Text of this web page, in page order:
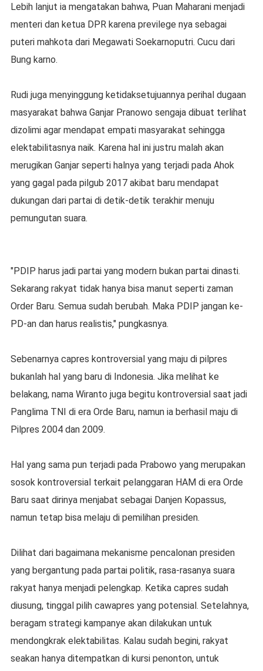
Lebih lanjut ia mengatakan bahwa, Puan Maharani menjadi
menteri dan ketua DPR karena previlege nya sebagai
puteri mahkota dari Megawati Soekarnoputri. Cucu dari
Bung karno.
Rudi juga menyinggung ketidaksetujuannya perihal dugaan
masyarakat bahwa Ganjar Pranowo sengaja dibuat terlihat
dizolimi agar mendapat empati masyarakat sehingga
elektabilitasnya naik. Karena hal ini justru malah akan
merugikan Ganjar seperti halnya yang terjadi pada Ahok
yang gagal pada pilgub 2017 akibat baru mendapat
dukungan dari partai di detik-detik terakhir menuju
pemungutan suara.
"PDIP harus jadi partai yang modern bukan partai dinasti.
Sekarang rakyat tidak hanya bisa manut seperti zaman
Order Baru. Semua sudah berubah. Maka PDIP jangan ke-
PD-an dan harus realistis," pungkasnya.
Sebenarnya capres kontroversial yang maju di pilpres
bukanlah hal yang baru di Indonesia. Jika melihat ke
belakang, nama Wiranto juga begitu kontroversial saat jadi
Panglima TNI di era Orde Baru, namun ia berhasil maju di
Pilpres 2004 dan 2009.
Hal yang sama pun terjadi pada Prabowo yang merupakan
sosok kontroversial terkait pelanggaran HAM di era Orde
Baru saat dirinya menjabat sebagai Danjen Kopassus,
namun tetap bisa melaju di pemilihan presiden.
Dilihat dari bagaimana mekanisme pencalonan presiden
yang bergantung pada partai politik, rasa-rasanya suara
rakyat hanya menjadi pelengkap. Ketika capres sudah
diusung, tinggal pilih cawapres yang potensial. Setelahnya,
beragam strategi kampanye akan dilakukan untuk
mendongkrak elektabilitas. Kalau sudah begini, rakyat
seakan hanya ditempatkan di kursi penonton, untuk